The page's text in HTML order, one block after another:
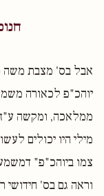
אבל בס' מצבת משה
יוהכ"פ לכאורה
ממלאכה, ומקשה
מילי היו יכולים
צמו ביוהכ"פ"
וראה גם בס'